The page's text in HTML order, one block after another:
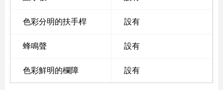
色彩分明的扶手桿 設有
蜂鳴聲 設有
色彩鮮明的欄障 設有